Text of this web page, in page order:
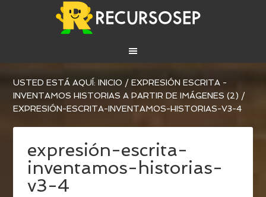
USTED ESTÁ AQUÍ:INICIO / EXPRESIÓN ESCRITA -
INVENTAMOS HISTORIAS A PARTIR DE IMÁGENES (2) /
EXPRESIÓN-ESCRITA-INVENTAMOS-HISTORIAS-V3-4
expresión-escrita-
inventamos-historias-
v3-4